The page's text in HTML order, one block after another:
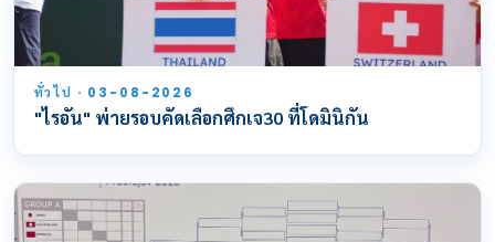
ทั่วไป · 03-08-2026
"ไรอัน" พ่ายรอบคัดเลือกศึกเจ30 ที่โดมินิกัน